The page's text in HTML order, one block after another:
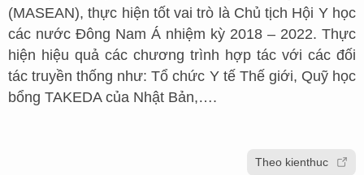
(MASEAN), thực hiện tốt vai trò là Chủ tịch Hội Y học
các nước Đông Nam Á nhiệm kỳ 2018 – 2022. Thực
hiện hiệu quả các chương trình hợp tác với các đối
tác truyền thống như: Tổ chức Y tế Thế giới, Quỹ học
bổng TAKEDA của Nhật Bản,….
Theo kienthuc